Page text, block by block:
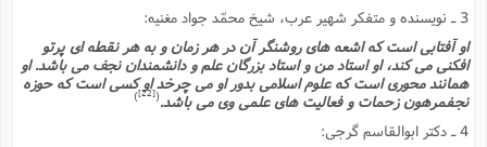
3 ـ نویسنده و متفکر شهیر عرب، شیخ محمّد جواد مغنیه:
او آفتابى است که اشعه هاى روشنگر آن در هر زمان و به هر نقطه اى پرتو
افکنى مى کند، او استاد من و استاد بزرگان علم و دانشمندان نجف مى باشد. او
همانند محورى است که علوم اسلامى بدور او مى چرخد او کسى است که حوزه
نجفمرهون زحمات و فعالیت هاى علمى وى مى باشد. [22]
)
4 ـ دکتر ابوالقاسم گرجى: